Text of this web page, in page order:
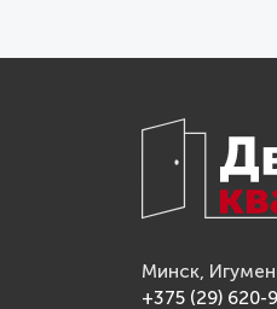
Минск,
+375 (29) 620-